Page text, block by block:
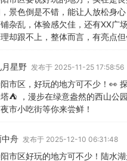
景色倒是不错，能让人放松身心
铺杂乱，体验感欠佳，还有XX广
却跟不上，整体而言，有亮点但
月星野 发布于 2025-11-25 17:58:56
市区，好玩的地方可不少！👀
⛺️ ，漫步在绿意盎然的西山公
市小吃街等你来尝鲜！
中舟 发布于 2025-12-10 06:31:48
市区好玩的地方可不少！陆水